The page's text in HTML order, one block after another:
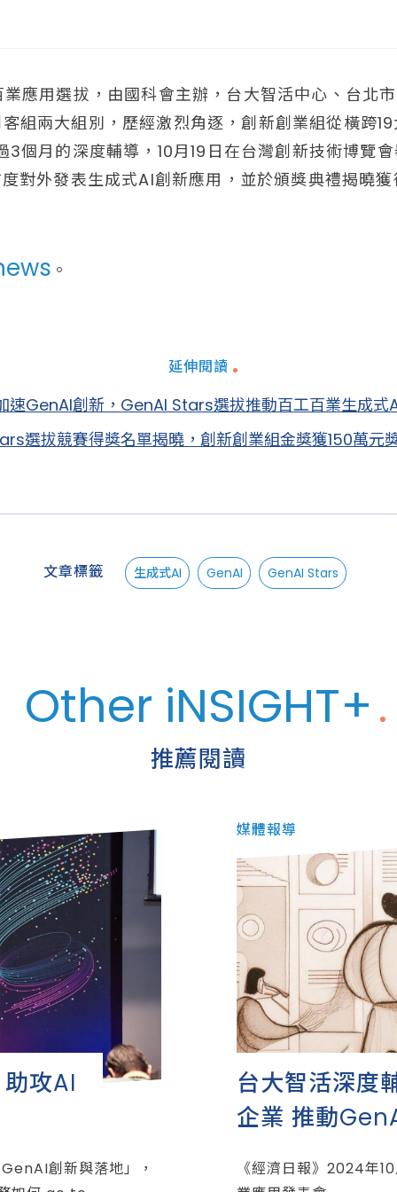
應用選拔，由國科會主辦，台大智活中心、台北
組兩大組別，歷經激烈角逐，創新創業組從橫跨
個月的深度輔導，10月19日在台灣創新技術博
對外發表生成式AI創新應用，並於頒獎典禮揭曉
。
延伸閱讀
速GenAI創新，GenAI Stars選拔推動百工百業生成式
選拔競賽得獎名單揭曉，創新創業組金獎獲150萬元
文章標籤 生成式AI GenAI GenAI Stars
Other iNSIGHT+
推薦閱讀
攻AI
創新與落地」，
媒體報導
台大智活深度
企業 推動
《經濟日報》2024年